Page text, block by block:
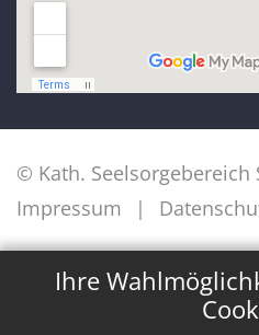
Ihre
© Kath. Seelsorgebereich
Impressum